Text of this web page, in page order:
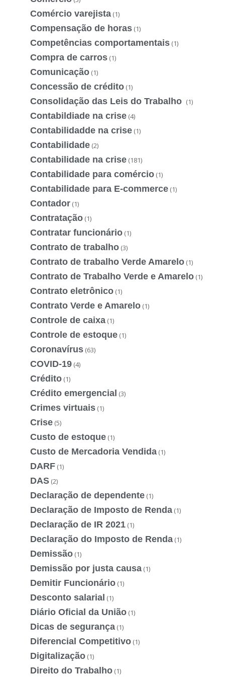
Comércio varejista (1)
Compensação de horas (1)
Competências comportamentais (1)
Compra de carros (1)
Comunicação (1)
Concessão de crédito (1)
Consolidação das Leis do Trabalho (1)
Contabildiade na crise (4)
Contabilidadde na crise (1)
Contabilidade (2)
Contabilidade na crise (181)
Contabilidade para comércio (1)
Contabilidade para E-commerce (1)
Contador (1)
Contratação (1)
Contratar funcionário (1)
Contrato de trabalho (3)
Contrato de trabalho Verde Amarelo (1)
Contrato de Trabalho Verde e Amarelo (1)
Contrato eletrônico (1)
Contrato Verde e Amarelo (1)
Controle de caixa (1)
Controle de estoque (1)
Coronavírus (63)
COVID-19 (4)
Crédito (1)
Crédito emergencial (3)
Crimes virtuais (1)
Crise (5)
Custo de estoque (1)
Custo de Mercadoria Vendida (1)
DARF (1)
DAS (2)
Declaração de dependente (1)
Declaração de Imposto de Renda (1)
Declaração de IR 2021 (1)
Declaração do Imposto de Renda (1)
Demissão (1)
Demissão por justa causa (1)
Demitir Funcionário (1)
Desconto salarial (1)
Diário Oficial da União (1)
Dicas de segurança (1)
Diferencial Competitivo (1)
Digitalização (1)
Direito do Trabalho (1)